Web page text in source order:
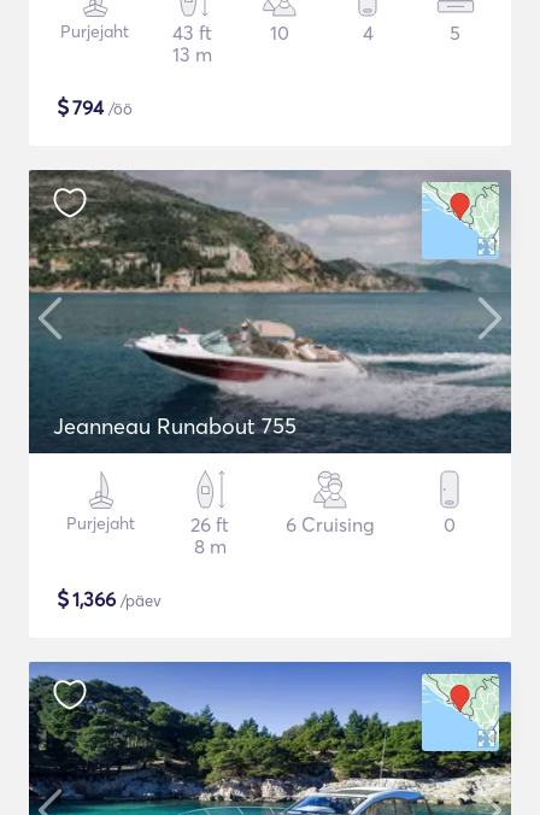
Purjejaht
43 ft
13 m
10 4 5
$794/öö
Jeanneau Runabout 755
Purjejaht
26 ft
8 m
6 Cruising 0
$1,366 /päev